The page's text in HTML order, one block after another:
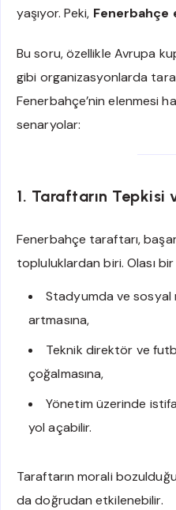
yaşıyor. Peki, Fenerbahçe
Bu soru, özellikle Avrupa
gibi organizasyonlarda
Fenerbahçe’nin elenmesi
senaryolar:
1. Taraftarın Tepkisi
Fenerbahçe taraftarı,
topluluklardan biri. Olası bir
Stadyumda ve
artmasına,
Teknik direktör ve
çoğalmasına,
Yönetim üzerinde istifa
yol açabilir.
Taraftarın morali
da doğrudan etkilenebilir.